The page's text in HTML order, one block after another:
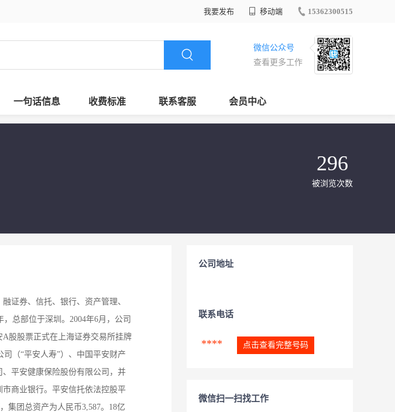
我要发布 移动端 15362300515
微信公众号
查看更多工作
一句话信息 收费标准 联系客服 会员中心
296
被浏览次数
证券、信托、银行、资产管理、
总部位于深圳。2004年6月，公司
A股股票正式在上海证券交易所挂牌
司（“平安人寿”）、中国平安财产
平安健康保险股份有限公司，并
商业银行。平安信托依法控股平
集团总资产为人民币3,587。18亿
公司地址
联系电话
**** 点击查看完整号码
微信扫一扫找工作